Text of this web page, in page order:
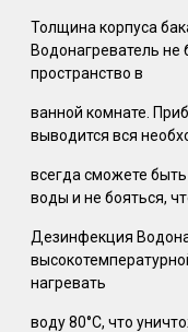
Толщина корпуса
Водонагреватель
пространство в
ванной комнате.
выводится вся
всегда сможете
воды и не бояться,
Дезинфекция
нагревать
воду 80°С, что